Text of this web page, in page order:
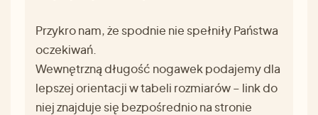
Przykro nam, że spodnie nie spełniły Państwa
oczekiwań.
Wewnętrzną długość nogawek podajemy dla
lepszej orientacji w tabeli rozmiarów – link do
niej znajduje się bezpośrednio na stronie